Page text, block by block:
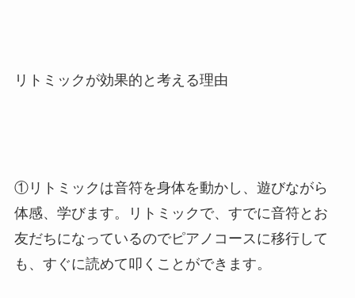
リトミックが効果的と考える理由
①リトミックは音符を身体を動かし、遊びながら
体感、学びます。リトミックで、すでに音符とお
友だちになっているのでピアノコースに移行して
も、すぐに読めて叩くことができます。